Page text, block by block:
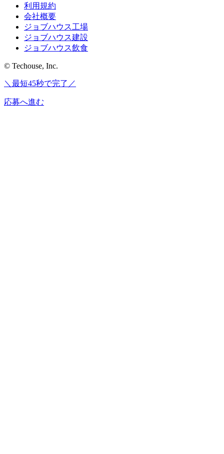
利用規約
会社概要
ジョブハウス工場
ジョブハウス建設
ジョブハウス飲食
© Techouse, Inc.
＼最短45秒で完了／
応募へ進む